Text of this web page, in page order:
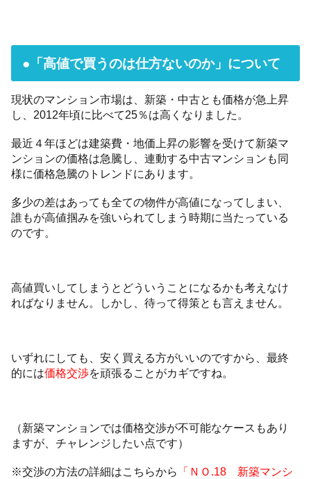
●「高値で買うのは仕方ないのか」について
現状のマンション市場は、新築・中古とも価格が急上昇
し、2012年頃に比べて25％は高くなりました。
最近４年ほどは建築費・地価上昇の影響を受けて新築マ
ンションの価格は急騰し、連動する中古マンションも同
様に価格急騰のトレンドにあります。
多少の差はあっても全ての物件が高値になってしまい、
誰もが高値掴みを強いられてしまう時期に当たっている
のです。
高値買いしてしまうとどういうことになるかも考えなけ
ればなりません。しかし、待って得策とも言えません。
いずれにしても、安く買える方がいいのですから、最終
的には価格交渉を頑張ることがカギですね。
（新築マンションでは価格交渉が不可能なケースもあり
ますが、チャレンジしたい点です）
※交渉の方法の詳細はこちらから
「ＮＯ.18 新築マンシ